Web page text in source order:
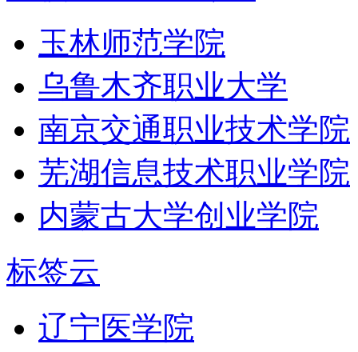
玉林师范学院
乌鲁木齐职业大学
南京交通职业技术学院
芜湖信息技术职业学院
内蒙古大学创业学院
标签云
辽宁医学院